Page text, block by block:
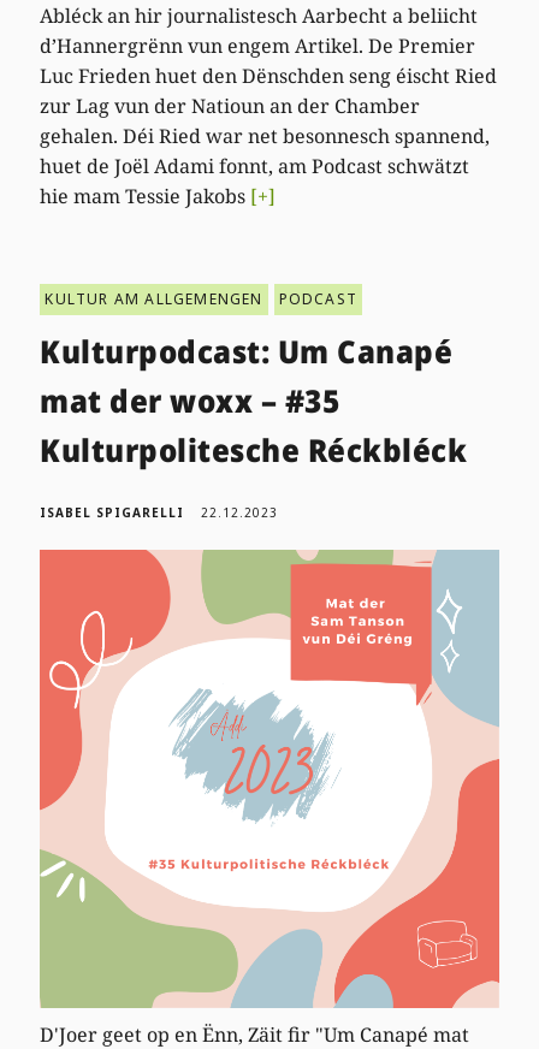
Abléck an hir journalistesch Aarbecht a beliicht
d’Hannergrënn vun engem Artikel. De Premier
Luc Frieden huet den Dënschden seng éischt Ried
zur Lag vun der Natioun an der Chamber
gehalen. Déi Ried war net besonnesch spannend,
huet de Joël Adami fonnt, am Podcast schwätzt
hie mam Tessie Jakobs [+]
KULTUR AM ALLGEMENGEN PODCAST
Kulturpodcast: Um Canapé
mat der woxx – #35
Kulturpolitesche Réckbléck
ISABEL SPIGARELLI 22.12.2023
D'Joer geet op en Ënn, Zäit fir "Um Canapé mat